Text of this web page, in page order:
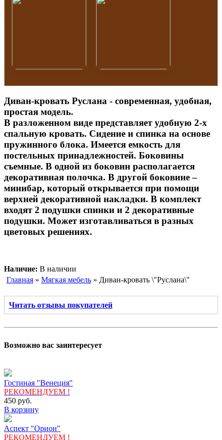
Диван-кровать Руслана - современная, удобная,
простая модель.
В разложенном виде представляет удобную 2-х
спальную кровать. Сидение и спинка на основе
пружинного блока. Имеется емкость для
постельных принадлежностей. Боковины
съемные. В одной из боковин располагается
декоративная полочка. В другой боковине –
минибар, который открывается при помощи
верхней декоративной накладки. В комплект
входят 2 подушки спинки и 2 декоративные
подушки. Может изготавливаться в разных
цветовых решениях.
Наличие: В наличии
Главная » Мягкая мебель » Диван-кровать \"Руслана\"
Читать отзывы покупателей
Возможно вас заинтересует
Гостиная "Венеция"
РЕКОМЕНДУЕМ !
450 руб.
В корзину
Аспект "Орион"
РЕКОМЕНДУЕМ !